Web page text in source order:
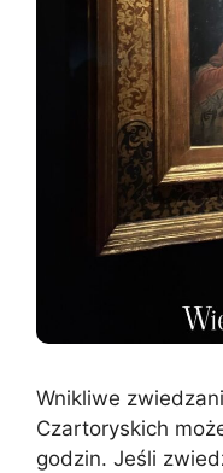
Wnikliwe
Czartoryskich
godzin. Jeśli